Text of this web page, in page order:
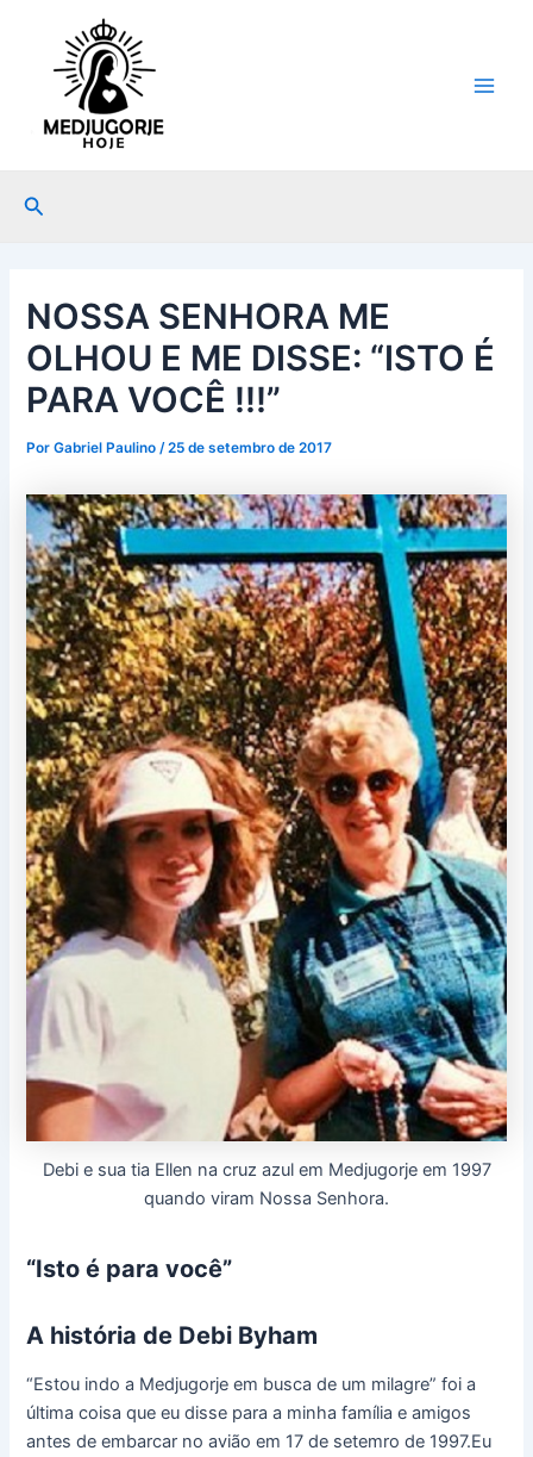
conteúdo
Pesquisar
NOSSA SENHORA ME
OLHOU E ME DISSE: “ISTO É
PARA VOCÊ !!!”
PorGabriel Paulino/25 de setembro de 2017
Debi e sua tia Ellen na cruz azul em Medjugorje em 1997
quando viram Nossa Senhora.
“Isto é para você”
A história de Debi Byham
“Estou indo a Medjugorje em busca de um milagre” foi a
última coisa que eu disse para a minha família e amigos
antes de embarcar no avião em 17 de setemro de 1997.Eu
navigation